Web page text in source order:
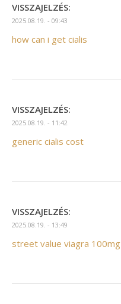
VISSZAJELZÉS:
2025.08.19. - 09:43
how can i get cialis
VISSZAJELZÉS:
2025.08.19. - 11:42
generic cialis cost
VISSZAJELZÉS:
2025.08.19. - 13:49
street value viagra 100mg